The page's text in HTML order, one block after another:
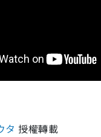
タ 授權轉載